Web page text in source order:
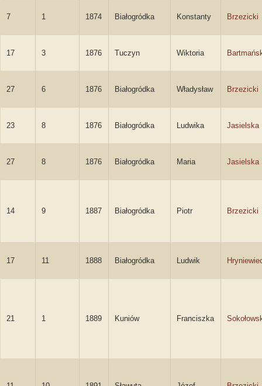
7 1 1874 Białogródka Konstanty Brzezicki
17 3 1876 Tuczyn Wiktoria
27 6 1876 Białogródka Władysław Brzezicki
23 8 1876 Białogródka Ludwika Jasielska
27 8 1876 Białogródka Maria Jasielska
14 9 1887 Białogródka Piotr Brzezicki
17 11 1888 Białogródka Ludwik
21 1 1889 Kuniów Franciszka